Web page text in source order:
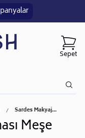
Sepet
Sardes Makyaj...
Meşe